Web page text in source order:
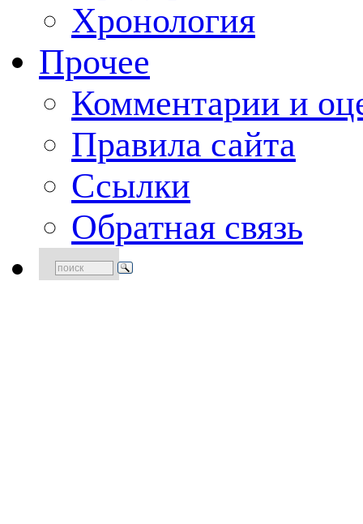
Хронология
Прочее
Комментарии и
Правила сайта
Ссылки
Обратная связь